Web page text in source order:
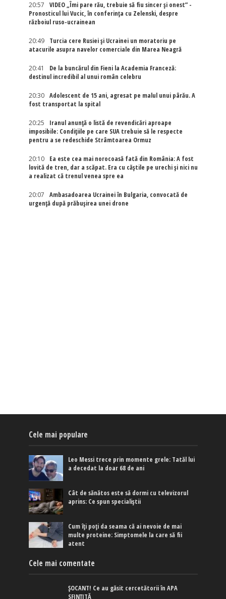
20:57
VIDEO „Îmi pare rău, trebuie să fiu sincer și onest” -
Pronosticul lui Vucic, în conferința cu Zelenski, despre
războiul ruso-ucrainean
20:49
Turcia cere Rusiei și Ucrainei un moratoriu pe
atacurile asupra navelor comerciale din Marea Neagră
20:41
De la buncărul din Fieni la Academia Franceză:
destinul incredibil al unui român celebru
20:30
Adolescent de 15 ani, agresat pe malul unui pârău. A
fost transportat la spital
20:25
Iranul anunță o listă de revendicări aproape
imposibile: Condițiile pe care SUA trebuie să le respecte
pentru a se redeschide Strâmtoarea Ormuz
20:10
Ea este cea mai norocoasă fată din România: A fost
lovită de tren, dar a scăpat. Era cu căștile pe urechi și nici nu
a realizat că trenul venea spre ea
20:07
Ambasadoarea Ucrainei în Bulgaria, convocată de
urgență după prăbușirea unei drone
Cele mai populare
Leo Messi trece prin momente grele: Tatăl lui
a decedat la doar 68 de ani
Cât de sănătos este să dormi cu televizorul
aprins: Ce spun specialiștii
Cum îți poți da seama că ai nevoie de mai
multe proteine: Simptomele la care să fii
atent
Cele mai comentate
ȘOCANT! Ce au găsit cercetătorii în APA
SFINȚITĂ